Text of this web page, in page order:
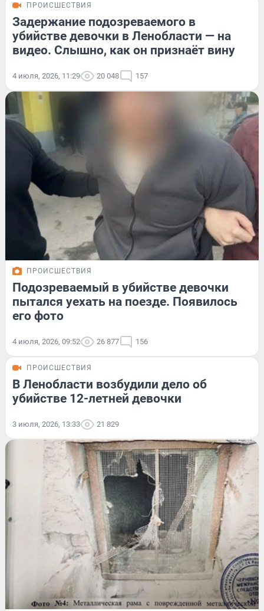
ПРОИСШЕСТВИЯ
Задержание подозреваемого в
убийстве девочки в Ленобласти — на
видео. Слышно, как он признаёт вину
4 июля, 2026, 11:29 20 048 157
ПРОИСШЕСТВИЯ
Подозреваемый в убийстве девочки
пытался уехать на поезде. Появилось
его фото
4 июля, 2026, 09:52 26 877 156
ПРОИСШЕСТВИЯ
В Ленобласти возбудили дело об
убийстве 12-летней девочки
3 июля, 2026, 13:33 21 829